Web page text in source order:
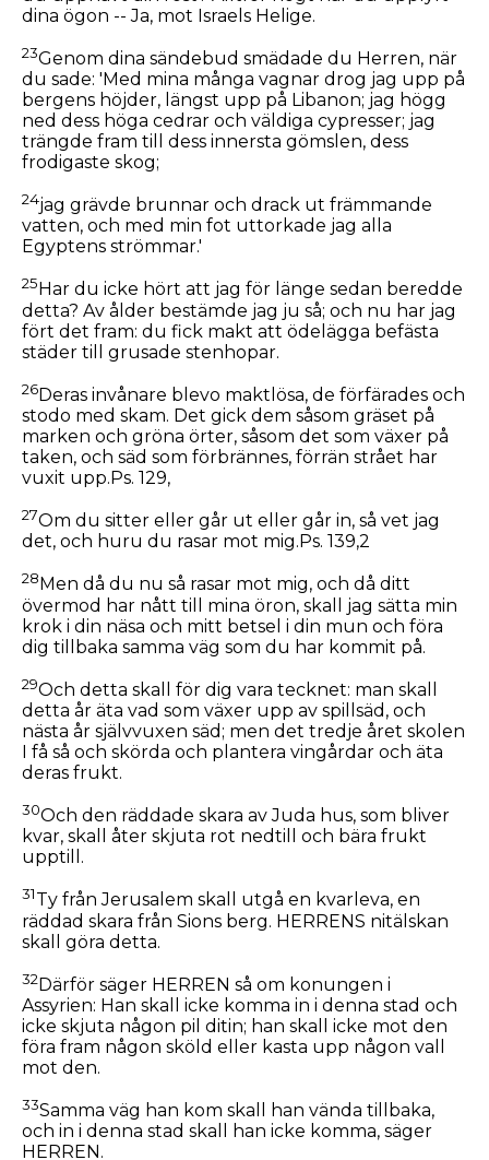
dina ögon -- Ja, mot Israels Helige.
23Genom dina sändebud smädade du Herren, när
du sade: 'Med mina många vagnar drog jag upp på
bergens höjder, längst upp på Libanon; jag högg
ned dess höga cedrar och väldiga cypresser; jag
trängde fram till dess innersta gömslen, dess
frodigaste skog;
24jag grävde brunnar och drack ut främmande
vatten, och med min fot uttorkade jag alla
Egyptens strömmar.'
25 Har du icke hört att jag för länge sedan beredde
detta? Av ålder bestämde jag ju så; och nu har jag
fört det fram: du fick makt att ödelägga befästa
städer till grusade stenhopar.
26Deras invånare blevo maktlösa, de förfärades och
stodo med skam. Det gick dem såsom gräset på
marken och gröna örter, såsom det som växer på
taken, och säd som förbrännes, förrän strået har
vuxit upp.Ps. 129,
27Om du sitter eller går ut eller går in, så vet jag
det, och huru du rasar mot mig.Ps. 139,2
28 Men då du nu så rasar mot mig, och då ditt
övermod har nått till mina öron, skall jag sätta min
krok i din näsa och mitt betsel i din mun och föra
dig tillbaka samma väg som du har kommit på.
29Och detta skall för dig vara tecknet: man skall
detta år äta vad som växer upp av spillsäd, och
nästa år självvuxen säd; men det tredje året skolen
I få så och skörda och plantera vingårdar och äta
deras frukt.
30Och den räddade skara av Juda hus, som bliver
kvar, skall åter skjuta rot nedtill och bära frukt
upptill.
31Ty från Jerusalem skall utgå en kvarleva, en
räddad skara från Sions berg. HERRENS nitälskan
skall göra detta.
32Därför säger HERREN så om konungen i
Assyrien: Han skall icke komma in i denna stad och
icke skjuta någon pil ditin; han skall icke mot den
föra fram någon sköld eller kasta upp någon vall
mot den.
33Samma väg han kom skall han vända tillbaka,
och in i denna stad skall han icke komma, säger
HERREN.